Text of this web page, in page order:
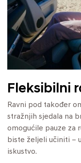
Fleksibilni
Ravni pod također
stražnjih sjedala na
omogućile pauze za
biste željeli učiniti –
iskustvo.